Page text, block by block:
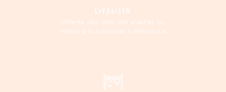
LIVRAISON
Offerte dès 200 Chf d'achat ou
retrait à la boutique à Villeneuve